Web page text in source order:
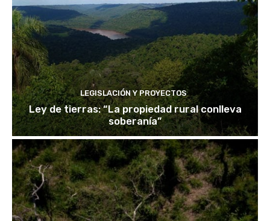
LEGISLACIÓN Y PROYECTOS
Ley de tierras: “La propiedad rural conlleva
soberanía”